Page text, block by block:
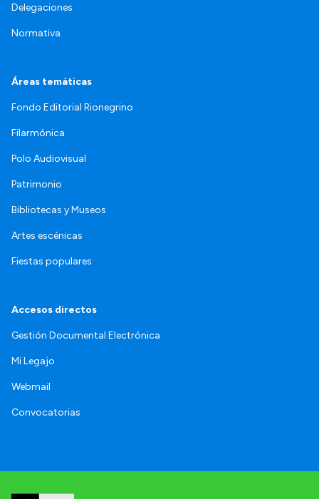
Delegaciones
Normativa
Áreas temáticas
Fondo Editorial Rionegrino
Filarmónica
Polo Audiovisual
Patrimonio
Bibliotecas y Museos
Artes escénicas
Fiestas populares
Accesos directos
Gestión Documental Electrónica
Mi Legajo
Webmail
Convocatorias